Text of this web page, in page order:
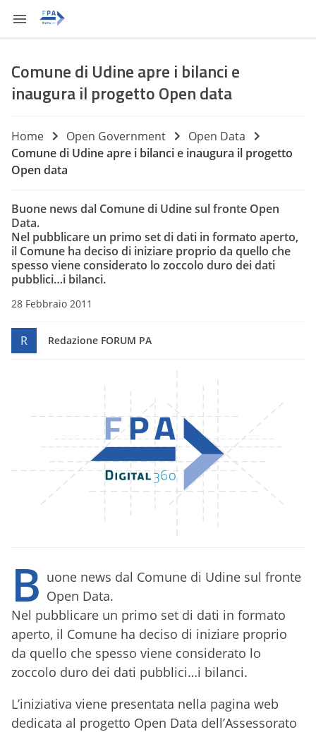
Comune di Udine apre i bilanci e
inaugura il progetto Open data
Home Open Government
Open Data
Comune di Udine apre i bilanci e inaugura il progetto
Open data
Buone news dal Comune di Udine sul fronte Open
Data.
Nel pubblicare un primo set di dati in formato aperto,
il Comune ha deciso di iniziare proprio da quello che
spesso viene considerato lo zoccolo duro dei dati
pubblici…i bilanci.
28 Febbraio 2011
R Redazione FORUM PA
B uone news dal Comune di Udine sul fronte
Open Data.
Nel pubblicare un primo set di dati in formato
aperto, il Comune ha deciso di iniziare proprio
da quello che spesso viene considerato lo
zoccolo duro dei dati pubblici…i bilanci.
L’iniziativa viene presentata nella pagina web
dedicata al progetto Open Data dell’Assessorato